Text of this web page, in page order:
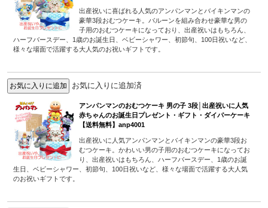
出産祝いに喜ばれる人気のアンパンマンとバイキンマンの
豪華3段おむつケーキ。バルーンを組み合わせ豪華な男の
子用のおむつケーキになっており、出産祝いはもちろん、
ハーフバースデー、1歳のお誕生日、ベビーシャワー、初節句、100日祝いなど、
様々な場面で活躍する大人気のお祝いギフトです。
お気に入りに追加済
アンパンマンのおむつケーキ 男の子 3段│出産祝いに人気
赤ちゃんのお誕生日プレゼント・ギフト・ダイパーケーキ
【送料無料】anp4001
出産祝いに人気アンパンマンとバイキンマンの豪華3段お
むつケーキ。かわいい男の子用のおむつケーキになってお
り、出産祝いはもちろん、ハーフバースデー、1歳のお誕
生日、ベビーシャワー、初節句、100日祝いなど、様々な場面で活躍する大人気
のお祝いギフトです。